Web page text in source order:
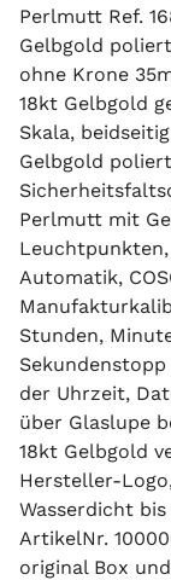
Perlmutt Ref.
Gelbgold
ohne Krone
18kt Gelbgold
Skala,
Gelbgold
Perlmutt mit
Automatik,
Stunden,
der Uhrzeit,
über Glaslupe
18kt Gelbgold
Hersteller-
Wasserdicht bis
ArtikelNr.
original Box